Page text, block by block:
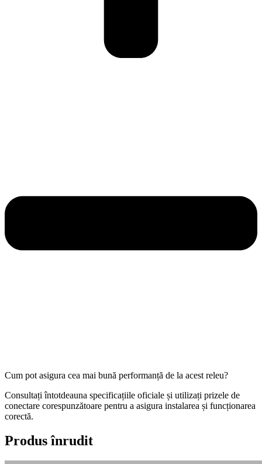
Cum pot asigura cea mai bună performanță de la acest releu?
Consultați întotdeauna specificațiile oficiale și utilizați prizele de
conectare corespunzătoare pentru a asigura instalarea și funcționarea
corectă.
Produs înrudit